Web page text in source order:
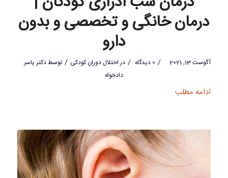
درمان خانگی و تخصصی و بدون
دارو
آگوست 13, 2021 / 0 دیدگاه / دراختلال دوران کودکی / توسطدکتر یاسر
دادخواه
ادامه مطلب